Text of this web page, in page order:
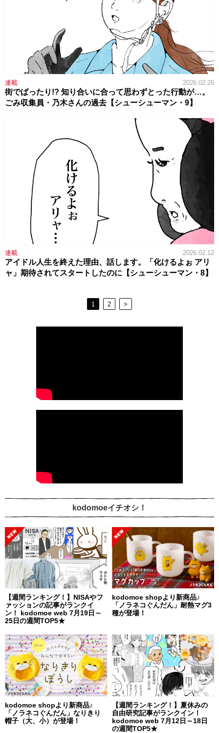
連載 2026.02.26
街でばったり!? 知り合いに合って思わずとった行動が…。
ごみ収集員・乃木さんの過去【シューシューマン・9】
連載 2026.02.12
アイドル人生を終えた理由、話します。「化けるよぉ アリ
ャ」期待されてスタートしたのに【シューシューマン・8】
1 2 >
kodomoeイチオシ！
【週間ランキング！】NISAやフ
ァッションの記事がランクイ
ン！ kodomoe web 7月19日～
25日の週間TOP5★
kodomoe shopより新商品♪
「ノラネコぐんだん」耐熱マグ3
種が登場！
kodomoe shopより新商品♪
「ノラネコぐんだん」なりきり
帽子（大、小）が登場！
【週間ランキング！】夏休みの
自由研究記事がランクイン！
kodomoe web 7月12日～18日
の週間TOP5★